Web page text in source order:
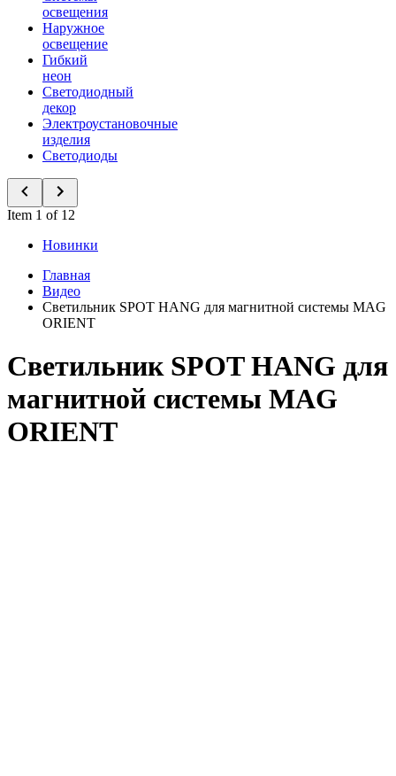
освещения
Наружное
освещение
Гибкий
неон
Светодиодный
декор
Электроустановочные
изделия
Светодиоды
Item 1 of 12
Новинки
Главная
Видео
Светильник SPOT HANG для магнитной системы MAG
ORIENT
Светильник SPOT HANG для
магнитной системы MAG
ORIENT